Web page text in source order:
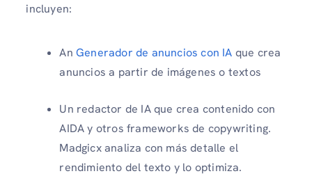
incluyen:
An Generador de anuncios con IA que crea
anuncios a partir de imágenes o textos
Un redactor de IA que crea contenido con
AIDA y otros frameworks de copywriting.
Madgicx analiza con más detalle el
rendimiento del texto y lo optimiza.